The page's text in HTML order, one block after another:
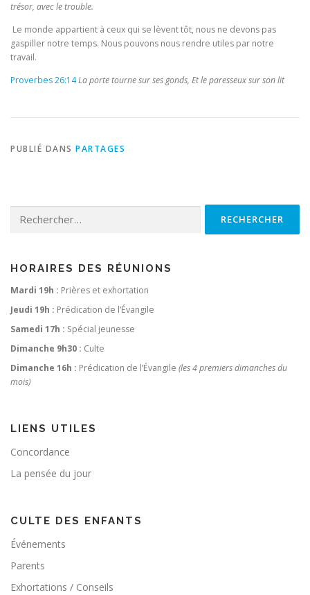
trésor, avec le trouble.
Le monde appartient à ceux qui se lèvent tôt, nous ne devons pas
gaspiller notre temps. Nous pouvons nous rendre utiles par notre
travail.
Proverbes 26:14La porte tourne sur ses gonds, Et le paresseux sur son lit
PUBLIÉ DANS PARTAGES
HORAIRES DES RÉUNIONS
Mardi 19h : Prières et exhortation
Jeudi 19h : Prédication de l’Évangile
Samedi 17h : Spécial jeunesse
Dimanche 9h30 : Culte
Dimanche 16h : Prédication de l’Évangile (les 4 premiers dimanches du
mois)
LIENS UTILES
Concordance
La pensée du jour
CULTE DES ENFANTS
Événements
Parents
Exhortations / Conseils